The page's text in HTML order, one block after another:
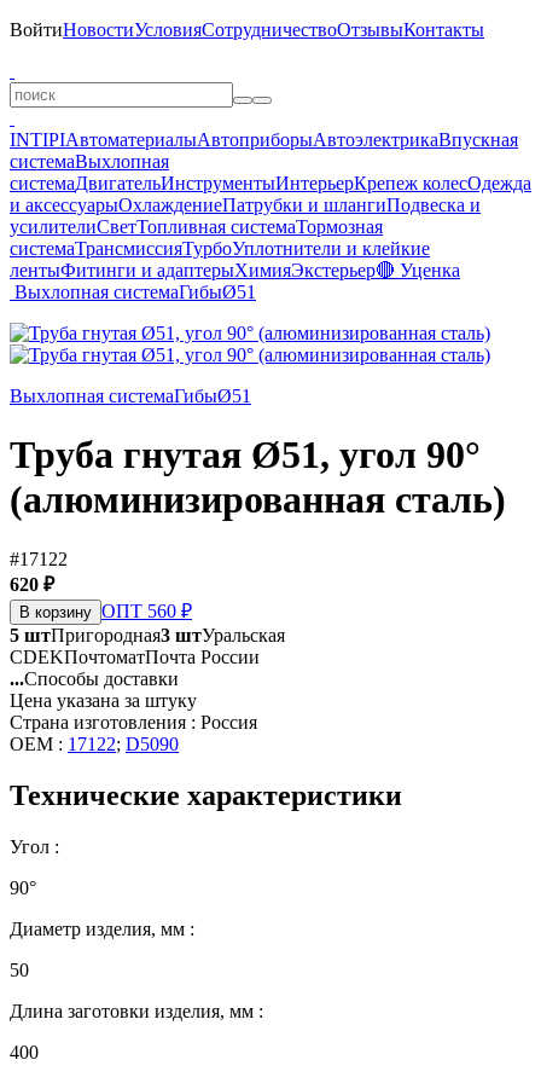
ВойтиНовостиУсловияСотрудничествоОтзывыКонтакты
INTIPIАвтоматериалыАвтоприборыАвтоэлектрикаВпускная
системаВыхлопная
системаДвигательИнструментыИнтерьерКрепеж колесОдежда
и аксессуарыОхлаждениеПатрубки и шлангиПодвеска и
усилителиСветТопливная системаТормозная
системаТрансмиссияТурбоУплотнители и клейкие
лентыФитинги и адаптерыХимияЭкстерьер🔴 Уценка
Выхлопная системаГибыØ51
Выхлопная системаГибыØ51
Труба гнутая Ø51, угол 90°
(алюминизированная сталь)
#17122
620 ₽
В корзину ОПТ 560 ₽
5 штПригородная3 штУральская
CDEKПочтоматПочта России
...Способы доставки
Цена указана за штуку
Страна изготовления : Россия
OEM : 17122; D5090
Технические характеристики
Угол :
90°
Диаметр изделия, мм :
50
Длина заготовки изделия, мм :
400